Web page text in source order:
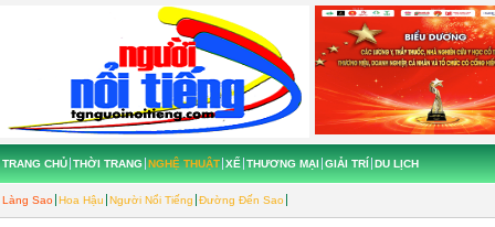
TRANG CHỦ THỜI TRANG NGHỆ THUẬT
Làng Sao Hoa Hậu Người Nổi Tiếng Đường Đến Sao
XẾ THƯƠNG MẠI GIẢI TRÍ DU LỊCH